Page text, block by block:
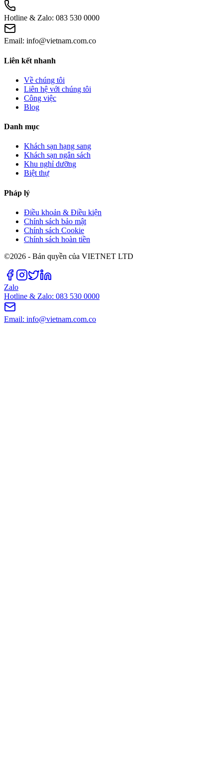
Hotline & Zalo: 083 530 0000
Email: info@vietnam.com.co
Liên kết nhanh
Về chúng tôi
Liên hệ với chúng tôi
Công việc
Blog
Danh mục
Khách sạn hạng sang
Khách sạn ngân sách
Khu nghỉ dưỡng
Biệt thự
Pháp lý
Điều khoản & Điều kiện
Chính sách bảo mật
Chính sách Cookie
Chính sách hoàn tiền
©2026 - Bản quyền của VIETNET LTD
Zalo
Hotline & Zalo: 083 530 0000
Email: info@vietnam.com.co